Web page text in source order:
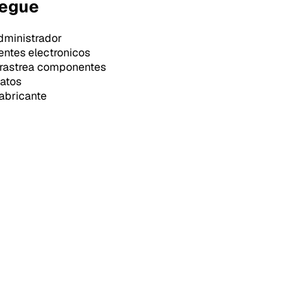
electronicos
componentes